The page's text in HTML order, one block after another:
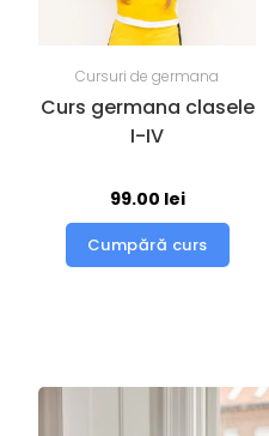
Cursuri de germana
Curs germana clasele
I-IV
99.00 lei
Cumpără curs